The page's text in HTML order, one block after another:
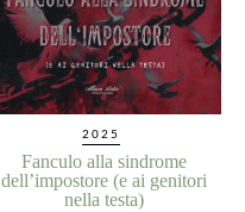
2025
Fanculo alla sindrome
dell’impostore (e ai genitori
nella testa)